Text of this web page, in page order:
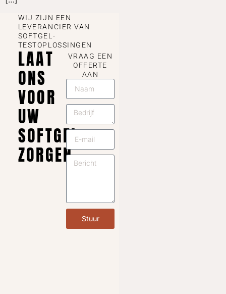
WIJ ZIJN EEN
LEVERANCIER VAN
SOFTGEL-
TESTOPLOSSINGEN
LAAT
ONS
VOOR
UW
SOFTGEL
ZORGEN
VRAAG EEN
OFFERTE
AAN
Stuur